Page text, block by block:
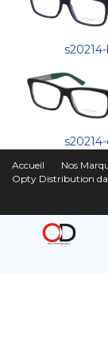
Accueil Nos
Opty Distribution